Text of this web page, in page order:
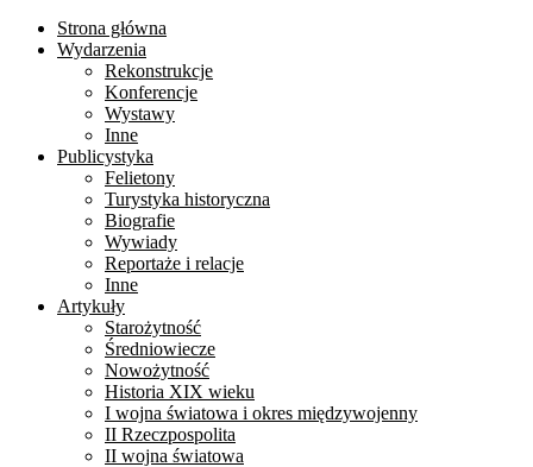
Strona główna
Wydarzenia
Rekonstrukcje
Konferencje
Wystawy
Inne
Publicystyka
Felietony
Turystyka historyczna
Biografie
Wywiady
Reportaże i relacje
Inne
Artykuły
Starożytność
Średniowiecze
Nowożytność
Historia XIX wieku
I wojna światowa i okres międzywojenny
II Rzeczpospolita
II wojna światowa